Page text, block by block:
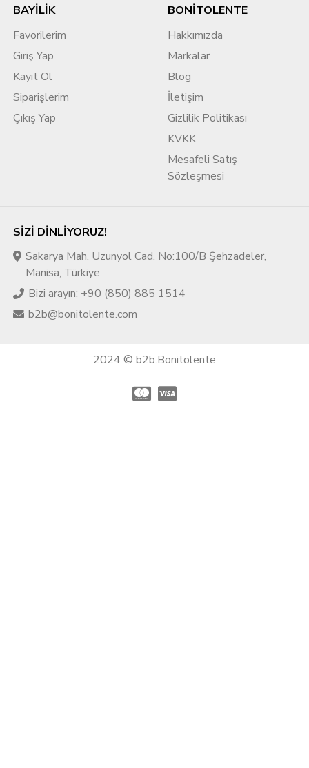
BAYİLİK
Favorilerim
Giriş Yap
Kayıt Ol
Siparişlerim
Çıkış Yap
BONİTOLENTE
Hakkımızda
Markalar
Blog
İletişim
Gizlilik Politikası
KVKK
Mesafeli Satış
Sözleşmesi
SIZI DINLIYORUZ!
Sakarya Mah. Uzunyol Cad. No:100/B Şehzadeler,
Manisa, Türkiye
Bizi arayın: +90 (850) 885 1514
b2b@bonitolente.com
2024 © b2b.Bonitolente